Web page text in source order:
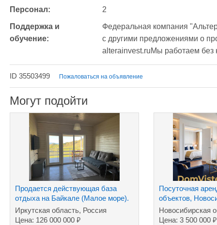
Персонал: 2
Поддержка и
обучение:
Федеральная компания
с другими предложениями о
alterainvest.ruМы работаем без
ID 35503499 Пожаловаться на объявление
Могут подойти
Продается действующая база
отдыха на Байкале (Малое море).
Иркутская область, Россия
Цена: 126 000 000 ₽
Посуточная
объектов,
Новосибирская
Цена: 3 500 000₽